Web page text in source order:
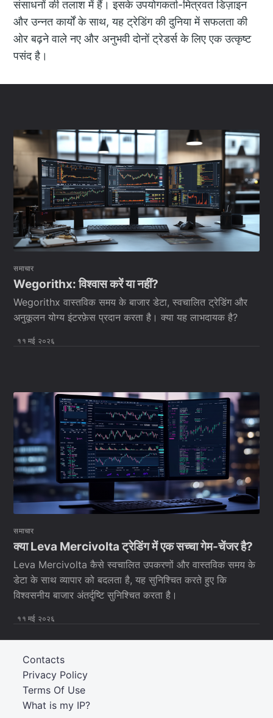
संसाधनों की तलाश में हैं। इसके उपयोगकर्ता-मित्रवत डिज़ाइन
और उन्नत कार्यों के साथ, यह ट्रेडिंग की दुनिया में सफलता की
ओर बढ़ने वाले नए और अनुभवी दोनों ट्रेडर्स के लिए एक उत्कृष्ट
पसंद है।
समाचार
Wegorithx: विश्वास करें या नहीं?
Wegorithx वास्तविक समय के बाजार डेटा, स्वचालित ट्रेडिंग और
अनुकूलन योग्य इंटरफ़ेस प्रदान करता है। क्या यह लाभदायक है?
११ मई २०२६
समाचार
क्या Leva Mercivolta ट्रेडिंग में एक सच्चा गेम-चेंजर है?
Leva Mercivolta कैसे स्वचालित उपकरणों और वास्तविक समय के
डेटा के साथ व्यापार को बदलता है, यह सुनिश्चित करते हुए कि
विश्वसनीय बाजार अंतर्दृष्टि सुनिश्चित करता है।
११ मई २०२६
What is my IP?
Terms Of Use
Privacy Policy
Contacts